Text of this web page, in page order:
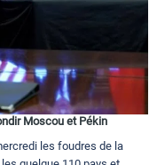
Moscou et Pékin
les foudres de la